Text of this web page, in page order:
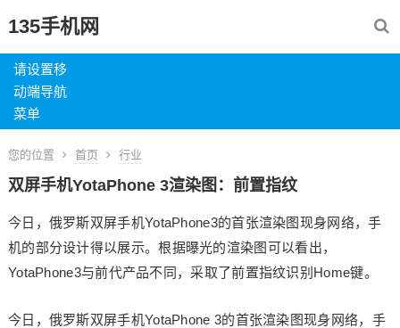
135手机网
请设置移
动端导航
菜单
您的位置 首页 行业
双屏手机YotaPhone 3渲染图：前置指纹
今日，俄罗斯双屏手机YotaPhone3的首张渲染图现身网络，手
机的部分设计得以展示。根据曝光的渲染图可以看出，
YotaPhone3与前代产品不同，采取了前置指纹识别Home键。
今日，俄罗斯双屏手机YotaPhone 3的首张渲染图现身网络，手